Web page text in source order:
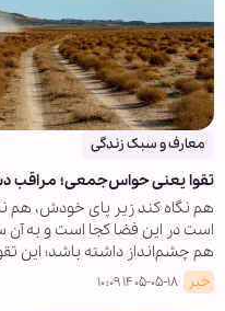
معارف و سبک زندگی
تقوا یعنی حواس‌جمعی؛
هم نگاه کند زیر پای خودش، هم
است در این فضا کجا است و به آن
هم چشم‌انداز داشته باشد؛ این
خبر ۱۴۰۵-۰۵-۱۸ ۱۰:۰۹